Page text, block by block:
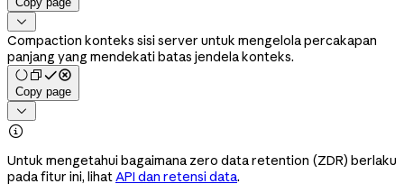

Compaction konteks sisi server untuk mengelola percakapan
panjang yang mendekati batas jendela konteks.
Copy page


Untuk mengetahui bagaimana zero data retention (ZDR) berlaku
pada fitur ini, lihatAPI dan retensi data.